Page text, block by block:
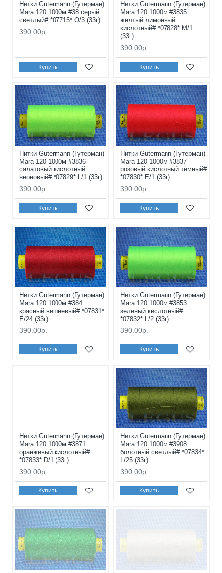
Нитки Gutermann (Гутерман)
Mara 120 1000м #38 серый
светлый# *07715* O/3 (33г)
390.00р.
Купить
Нитки Gutermann (Гутерман)
Mara 120 1000м #3835
желтый лимонный
кислотный# *07828* M/1
(33г)
390.00р.
Купить
Нитки Gutermann (Гутерман)
Mara 120 1000м #3836
салатовый кислотный
неоновый# *07829* L/1 (33г)
390.00р.
Купить
Нитки Gutermann (Гутерман)
Mara 120 1000м #3837
розовый кислотный темный#
*07830* E/1 (33г)
390.00р.
Купить
Нитки Gutermann (Гутерман)
Mara 120 1000м #384
красный вишневый# *07831*
E/24 (33г)
390.00р.
Купить
Нитки Gutermann (Гутерман)
Mara 120 1000м #3853
зеленый кислотный#
*07832* L/2 (33г)
390.00р.
Купить
Нитки Gutermann (Гутерман)
Mara 120 1000м #3871
оранжевый кислотный#
*07833* D/1 (33г)
390.00р.
Купить
Нитки Gutermann (Гутерман)
Mara 120 1000м #3908
болотный светлый# *07834*
L/25 (33г)
390.00р.
Купить